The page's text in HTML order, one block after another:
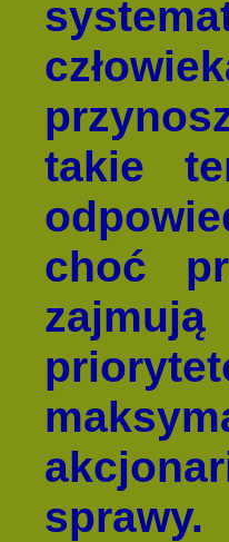
takie
choć
sprawy.